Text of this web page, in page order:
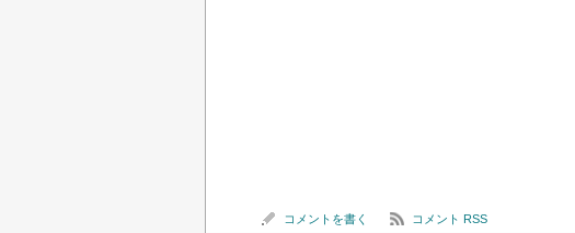
コメントを書く コメント RSS